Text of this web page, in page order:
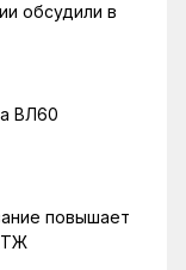
обсудили в
ВЛ60
повышает